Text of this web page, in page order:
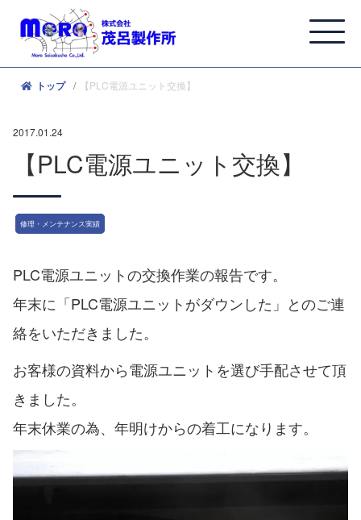
トップ 【PLC電源ユニット交換】
2017.01.24
【PLC電源ユニット交換】
修理・メンテナンス実績
PLC電源ユニットの交換作業の報告です。
年末に「PLC電源ユニットがダウンした」とのご連
絡をいただきました。
お客様の資料から電源ユニットを選び手配させて頂
きました。
年末休業の為、年明けからの着工になります。